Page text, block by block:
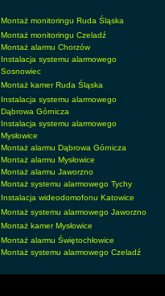
Montaż monitoringu Ruda Śląska
Montaż monitoringu Czeladź
Montaż alarmu Chorzów
Instalacja systemu alarmowego
Sosnowiec
Montaż kamer Ruda Śląska
Instalacja systemu alarmowego
Dąbrowa Górnicza
Instalacja systemu alarmowego
Mysłowice
Montaż alarmu Dąbrowa Górnicza
Montaż alarmu Mysłowice
Montaż alarmu Jaworzno
Montaż systemu alarmowego Tychy
Instalacja wideodomofonu Katowice
Montaż systemu alarmowego Jaworzno
Montaż kamer Mysłowice
Montaż alarmu Świętochłowice
Montaż systemu alarmowego Czeladź